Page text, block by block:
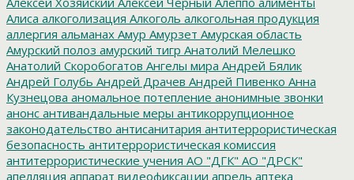
Алиса алкоголизация Алкоголь алкогольная продукция
аллергия альманах Амур Амурзет Амурская область
Амурский полоз амурский тигр Анатолий Мелешко
Анатолий Скоробогатов Ангелы мира Андрей Бялик
Андрей Голубь Андрей Драчев Андрей Пивенко Анна
Кузнецова аномальное потепление анонимные звонки
анонс антивандальные меры антикоррупционное
законодательство антисанитария антитеррористическая
безопасность антитеррористическая комиссия
антитеррористические учения АО "ДГК" АО "ДРСК"
апелляция аппарат видеофиксации апрель аптека